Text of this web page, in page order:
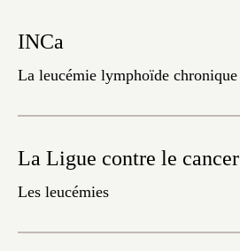
INCa
La leucémie lymphoïde chronique
La Ligue contre le cancer
Les leucémies